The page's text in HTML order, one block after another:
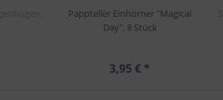
Pappteller Einhörner "Magical
Day", 8 Stück
3,95 € *